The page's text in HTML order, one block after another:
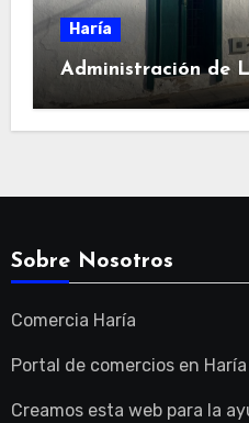
Haría
Administración de
Sobre Nosotros
Comercia Haría
Portal de comercios en Haría
Creamos esta web para la